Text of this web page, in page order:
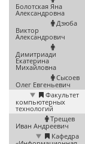
Болотская Яна
Александровна
Дзюба
Виктор
Александрович
Димитриади
Екатерина
Михайловна
Сысоев
Олег Евгеньевич
Факультет
компьютерных
технологий
Трещев
Иван Андреевич
Кафедра